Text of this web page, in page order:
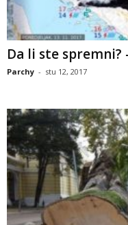
Da li ste
Parchy - stu 12, 2017